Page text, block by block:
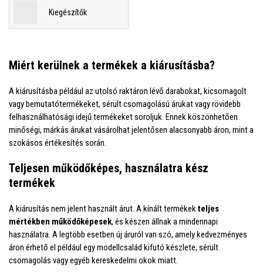
Kiegészítők
Miért kerülnek a termékek a kiárusításba?
A kiárusításba például az utolsó raktáron lévő darabokat, kicsomagolt
vagy bemutatótermékeket, sérült csomagolású árukat vagy rövidebb
felhasználhatósági idejű termékeket soroljuk. Ennek köszönhetően
minőségi, márkás árukat vásárolhat jelentősen alacsonyabb áron, mint a
szokásos értékesítés során.
Teljesen működőképes, használatra kész
termékek
A kiárusítás nem jelent használt árut. A kínált termékekteljes
mértékben működőképesek, és készen állnak a mindennapi
használatra. A legtöbb esetben új áruról van szó, amely kedvezményes
áron érhető el például egy modellcsalád kifutó készlete, sérült
csomagolás vagy egyéb kereskedelmi okok miatt.